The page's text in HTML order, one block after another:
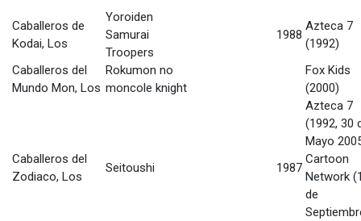
Caballeros de
Kodai, Los
Yoroiden
Samurai
Troopers
1988
Azteca 7
(1992)
Caballeros del
Mundo Mon, Los
Rokumon no
moncole knight
Fox Kids
(2000)
Caballeros del
Zodiaco, Los
Seitoushi 1987
Azteca 7
(1992, 30
Mayo
Cartoon
Network
de